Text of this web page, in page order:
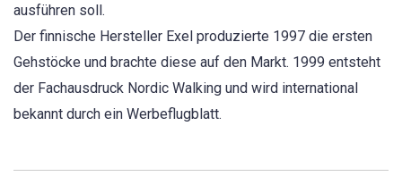
ausführen soll.
Der finnische Hersteller Exel produzierte 1997 die ersten
Gehstöcke und brachte diese auf den Markt. 1999 entsteht
der Fachausdruck Nordic Walking und wird international
bekannt durch ein Werbeflugblatt.